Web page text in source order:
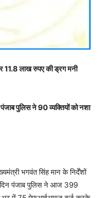
लाख रुपए की ड्रग मनी
पुलिस ने 90 व्यक्तियों को नशा
भगवंत सिंह मान के निर्देंशों
दिन पंजाब पुलिस ने आज 399